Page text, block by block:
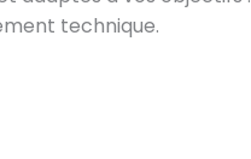
technique.